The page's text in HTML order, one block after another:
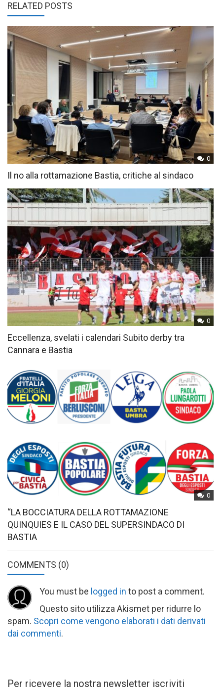
RELATED POSTS
0
Il no alla rottamazione Bastia, critiche al sindaco
0
Eccellenza, svelati i calendari Subito derby tra
Cannara e Bastia
0
“LA BOCCIATURA DELLA ROTTAMAZIONE
QUINQUIES E IL CASO DEL SUPERSINDACO DI
BASTIA
COMMENTS (0)
You must be logged in to post a comment.
Questo sito utilizza Akismet per ridurre lo
spam. Scopri come vengono elaborati i dati derivati
dai commenti.
Per ricevere la nostra newsletter iscriviti